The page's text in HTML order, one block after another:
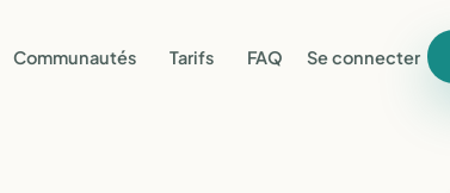
Communautés Tarifs FAQ Se connecter